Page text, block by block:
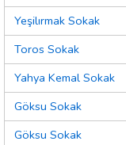
Yeşilırmak Sokak
Toros Sokak
Yahya Kemal Sokak
Göksu Sokak
Göksu Sokak